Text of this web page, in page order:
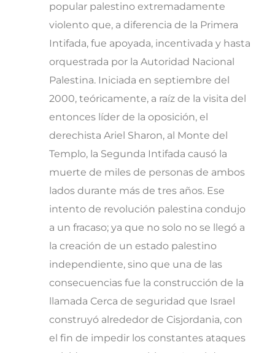
popular palestino extremadamente
violento que, a diferencia de la Primera
Intifada, fue apoyada, incentivada y hasta
orquestrada por la Autoridad Nacional
Palestina. Iniciada en septiembre del
2000, teóricamente, a raíz de la visita del
entonces líder de la oposición, el
derechista Ariel Sharon, al Monte del
Templo, la Segunda Intifada causó la
muerte de miles de personas de ambos
lados durante más de tres años. Ese
intento de revolución palestina condujo
a un fracaso; ya que no solo no se llegó a
la creación de un estado palestino
independiente, sino que una de las
consecuencias fue la construcción de la
llamada Cerca de seguridad que Israel
construyó alrededor de Cisjordania, con
el fin de impedir los constantes ataques